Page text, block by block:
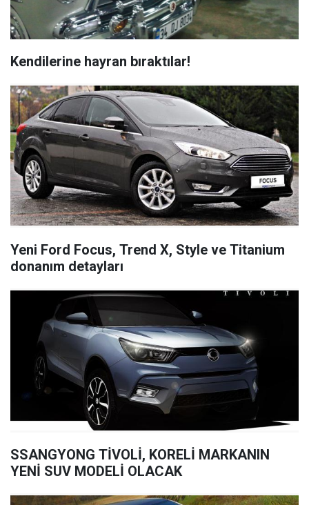
Kendilerine hayran bıraktılar!
Yeni Ford Focus, Trend X, Style ve Titanium
donanım detayları
SSANGYONG TİVOLİ, KORELİ MARKANIN
YENİ SUV MODELİ OLACAK